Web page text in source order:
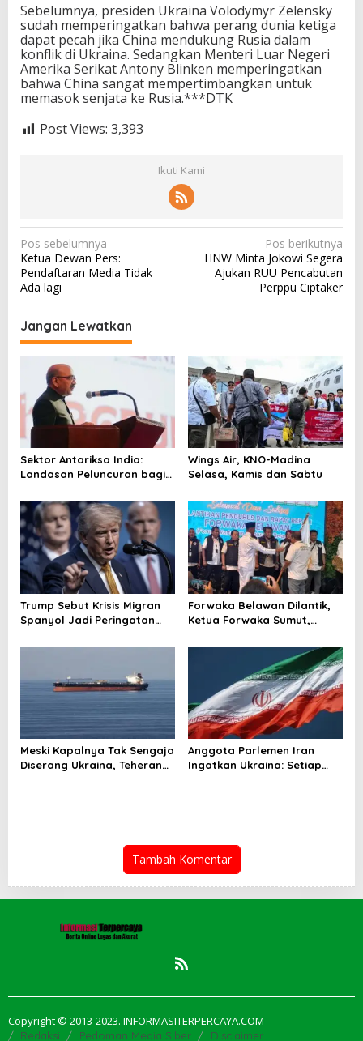
Sebelumnya, presiden Ukraina Volodymyr Zelensky
sudah memperingatkan bahwa perang dunia ketiga
dapat pecah jika China mendukung Rusia dalam
konflik di Ukraina. Sedangkan Menteri Luar Negeri
Amerika Serikat Antony Blinken memperingatkan
bahwa China sangat mempertimbangkan untuk
memasok senjata ke Rusia.***DTK
Post Views: 3,393
Ikuti Kami
N
a
v
g
a
i
p
o
s
Pos sebelumnya
Ketua Dewan Pers:
Pendaftaran Media Tidak
Ada lagi
Pos berikutnya
HNW Minta Jokowi Segera
Ajukan RUU Pencabutan
Perppu Ciptaker
Jangan Lewatkan
Sektor Antariksa India:
Landasan Peluncuran bagi
Wings Air, KNO-Madina
Selasa, Kamis dan Sabtu
Trump Sebut Krisis Migran
Spanyol Jadi Peringatan
Forwaka Belawan Dilantik,
Ketua Forwaka Sumut,
Profesionalisme Wartawan
di Wilayah Hukum Kejari
Meski Kapalnya Tak Sengaja
Diserang Ukraina, Teheran
Anggota Parlemen Iran
Ingatkan Ukraina: Setiap
Tambah Komentar
Copyright © 2013-2023. INFORMASITERPERCAYA.COM
Redaksi Pedoman Media Siber Disclaimer